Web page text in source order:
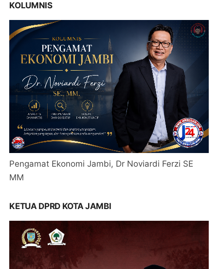
KOLUMNIS
Pengamat Ekonomi Jambi, Dr Noviardi Ferzi SE
MM
KETUA DPRD KOTA JAMBI